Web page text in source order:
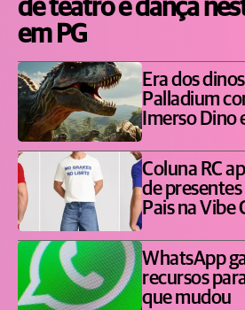
de teatro e dança
em PG
Era dos
Palladium
Imerso Dino
Coluna RC
de presentes
Pais na Vibe
WhatsApp
recursos
que mudou